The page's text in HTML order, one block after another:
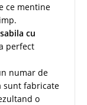
ce mentine
cu
perfect
numar de
sunt fabricate
o